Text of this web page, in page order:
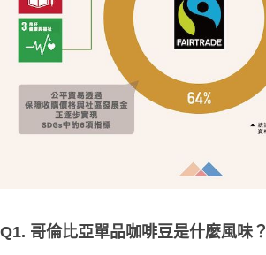
Q1. 哥倫比亞單品咖啡豆是什麼風味？